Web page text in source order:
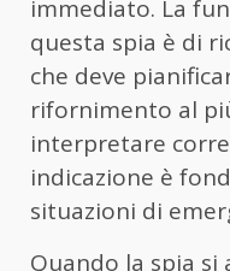
immediato. La
questa spia è di
che deve
rifornimento al
interpretare
indicazione è
situazioni di
Quando la spia si